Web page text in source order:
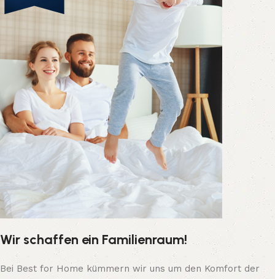
Wir schaffen ein Familienraum!
Bei Best for Home kümmern wir uns um den Komfort der